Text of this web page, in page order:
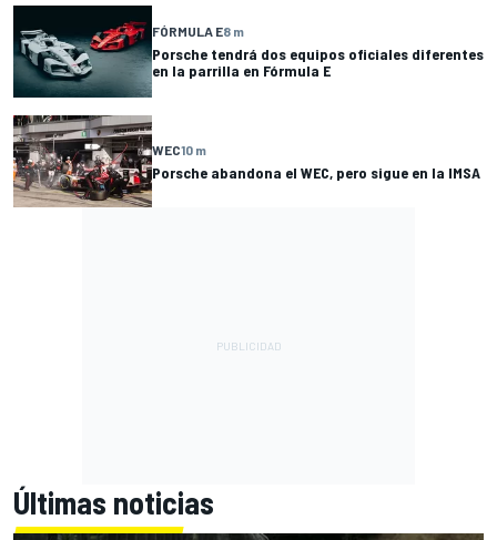
FÓRMULA E8 m
Porsche tendrá dos equipos oficiales diferentes
en la parrilla en Fórmula E
WEC10 m
Porsche abandona el WEC, pero sigue en la IMSA
Últimas noticias